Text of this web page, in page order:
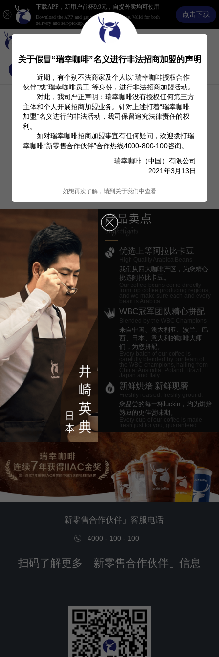
下载APP，新用户首杯9.9元，自提外卖均可使用
Download the APP and get your ¥9.9 Exchange. Valid for both
delivery and self-pickup.
点击下载
优选上等阿拉比卡豆
High Quality Arabica Beans
我们从四大咖啡产区，为您精心
挑选阿拉比卡豆。
Our coffee beans come directly
from top coffee producing regions,
and we make sure each and every
bean is Arabica.
WBC冠军团队精心拼配
Blended by the WBC Champions
来自中国、澳大利亚、波兰、巴
西、日本、意大利的咖啡大师
们，为您拼配。
Every batch of our coffee is
carefully blended by our team of
the WBC champions, hailing from
China, Australia, Poland, Brazil,
Japan and Italy.
新鲜烘焙 新鲜现磨
Freshly roasted, freshly ground.
您品尝的每一杯luckin，均为烘焙
熟豆的更佳赏味期。
Every cup of our coffee is made
fresh just for you, guaranteed.
「新零售合作伙伴」客服电话
4000 - 100 - 100
扫码了解更多「新零售合作伙伴」信息
关于假冒“瑞幸咖啡”名义进行非法招商加盟的声明
近期，有个别不法商家及个人以“瑞幸咖啡授权合作
伙伴”或“瑞幸咖啡员工”等身份，进行非法招商加盟活动。
对此，我司严正声明：瑞幸咖啡没有授权任何第三方
主体和个人开展招商加盟业务。针对上述打着“瑞幸咖啡
加盟”名义进行的非法活动，我司保留追究法律责任的权
利。
如对瑞幸咖啡招商加盟事宜有任何疑问，欢迎拨打瑞
幸咖啡“新零售合作伙伴”合作热线4000-800-100咨询。
瑞幸咖啡（中国）有限公司
2021年3月13日
如想再次了解，请到关于我们中查看